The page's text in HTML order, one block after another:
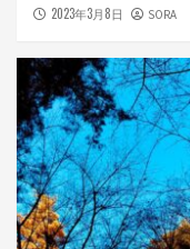
2023年3月8日 SORA